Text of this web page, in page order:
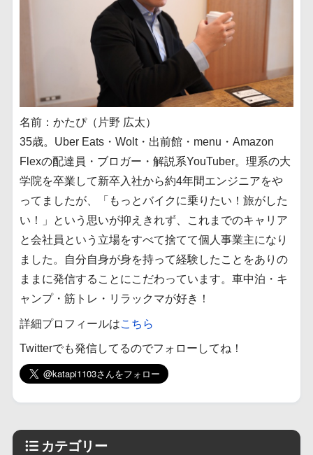
名前：かたぴ（片野 広太）
35歳。Uber Eats・Wolt・出前館・menu・Amazon
Flexの配達員・ブロガー・解説系YouTuber。理系の大
学院を卒業して新卒入社から約4年間エンジニアをや
ってましたが、「もっとバイクに乗りたい！旅がした
い！」という思いが抑えきれず、これまでのキャリア
と会社員という立場をすべて捨てて個人事業主になり
ました。自分自身が身を持って経験したことをありの
ままに発信することにこだわっています。車中泊・キ
ャンプ・筋トレ・リラックマが好き！
詳細プロフィールはこちら
Twitterでも発信してるのでフォローしてね！
カテゴリー